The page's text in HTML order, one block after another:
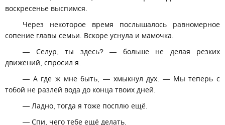
воскресенье выспимся.
Через некоторое время послышалось равномерное
сопение главы семьи. Вскоре уснула и мамочка.
— Селур, ты здесь? — больше не делая резких
движений, спросил я.
— А где ж мне быть, — хмыкнул дух. — Мы теперь с
тобой не разлей вода до конца твоих дней.
— Ладно, тогда я тоже посплю ещё.
— Спи, чего тебе ещё делать.